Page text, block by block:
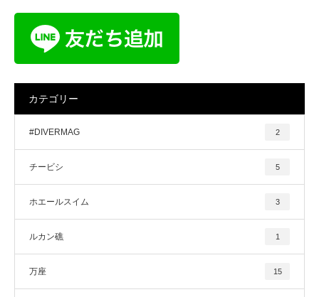
カテゴリー
#DIVERMAG 2
チービシ 5
ホエールスイム 3
ルカン礁 1
万座 15